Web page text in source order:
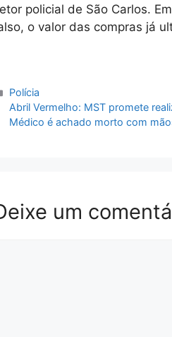
policial de São Carlos.
o valor das compras já
Categorias
Polícia
Abril Vermelho: MST promete
Médico é achado morto com
um